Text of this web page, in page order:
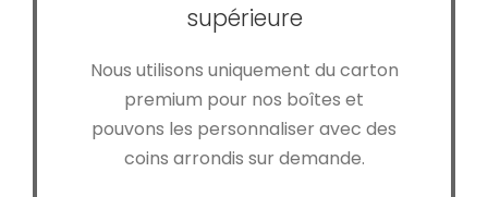
supérieure
Nous utilisons uniquement du carton
premium pour nos boîtes et
pouvons les personnaliser avec des
coins arrondis sur demande.